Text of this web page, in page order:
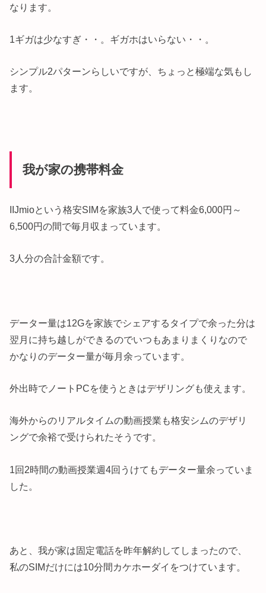
なります。
1ギガは少なすぎ・・。ギガホはいらない・・。
シンプル2パターンらしいですが、ちょっと極端な気もし
ます。
我が家の携帯料金
IIJmioという格安SIMを家族3人で使って料金6,000円～
6,500円の間で毎月収まっています。
3人分の合計金額です。
データー量は12Gを家族でシェアするタイプで余った分は
翌月に持ち越しができるのでいつもあまりまくりなので
かなりのデーター量が毎月余っています。
外出時でノートPCを使うときはデザリングも使えます。
海外からのリアルタイムの動画授業も格安シムのデザリ
ングで余裕で受けられたそうです。
1回2時間の動画授業週4回うけてもデーター量余っていま
した。
あと、我が家は固定電話を昨年解約してしまったので、
私のSIMだけには10分間カケホーダイをつけています。